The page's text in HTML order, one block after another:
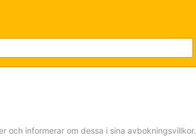
och informerar om dessa i sina avbokningsvillkor.